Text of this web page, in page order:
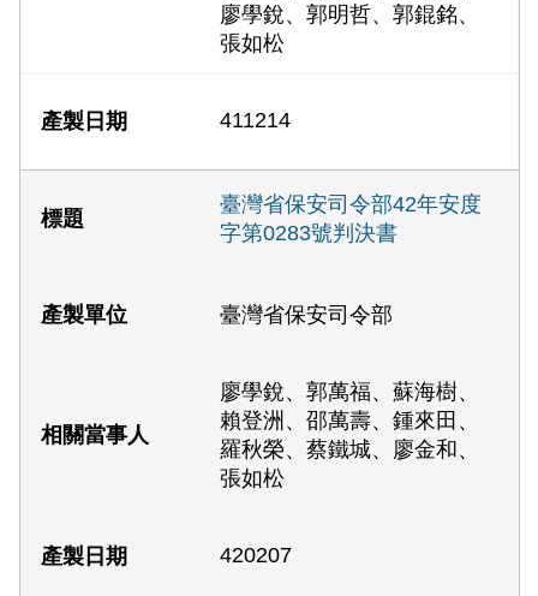
廖學銳、郭明哲、郭錕銘、
張如松
411214
臺灣省保安司令部42年安度
字第0283號判決書
臺灣省保安司令部
廖學銳、郭萬福、蘇海樹、
賴登洲、邵萬壽、鍾來田、
羅秋榮、蔡鐵城、廖金和、
張如松
420207